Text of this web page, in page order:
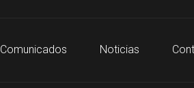
Comunicados Noticias